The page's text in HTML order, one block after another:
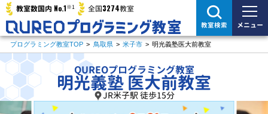
教室数国内 No.1※1 全国3274教室
教室検索 メニュー
プログラミング教室TOP > 鳥取県 > 米子市 > 明光義塾医大前教室
QUREOプログラミング教室
明光義塾 医大前教室
JR米子駅 徒歩15分